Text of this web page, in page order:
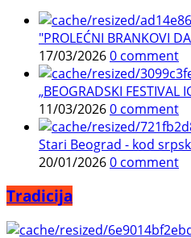
"PROLEĆNI BRANKOVI
17/03/20260 comment
„BEOGRADSKI FESTIVAL
11/03/20260 comment
Stari Beograd - kod
20/01/20260 comment
Tradicija